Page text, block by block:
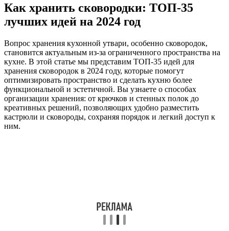
Как хранить сковородки: ТОП-35
лучших идей на 2024 год
Вопрос хранения кухонной утвари, особенно сковородок,
становится актуальным из-за ограниченного пространства на
кухне. В этой статье мы представим ТОП-35 идей для
хранения сковородок в 2024 году, которые помогут
оптимизировать пространство и сделать кухню более
функциональной и эстетичной. Вы узнаете о способах
организации хранения: от крючков и стенных полок до
креативных решений, позволяющих удобно разместить
кастрюли и сковороды, сохраняя порядок и легкий доступ к
ним.